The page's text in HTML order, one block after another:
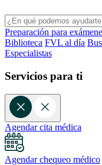
Preparación para
Biblioteca FVL al día
Especialistas
Servicios para ti
Agendar cita médica
Agendar chequeo médico